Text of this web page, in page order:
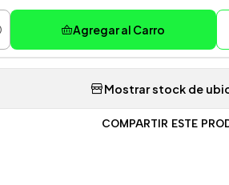
Agregar al Carro
Mostrar stock de
COMPARTIR ESTE